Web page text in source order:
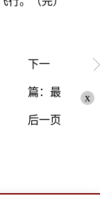
下一
篇：最
后一页
x